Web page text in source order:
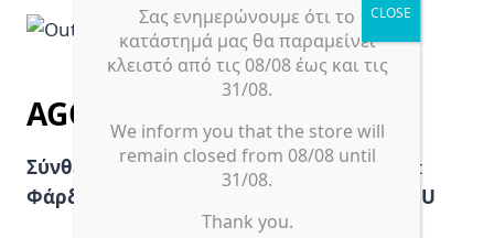
AGORA (sol)
Σύνθεση:
100% dyed acrylic / water repellent
Φάρδος:
Made in EU
Σας ενημερώνουμε ότι το
κατάστημά μας θα παραμείνει
κλειστό από τις 08/08 έως και τις
31/08.
We inform you that the store will
remain closed from 08/08 until
31/08.
Thank you.